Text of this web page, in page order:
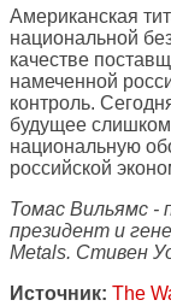
Американская
национальной
качестве
намеченной
контроль.
будущее
национальную
российской
Томас Вильямс -
президент и
Metals. Стивен
Источник: The